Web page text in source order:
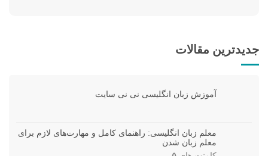
جدیدترین مقالات
آموزش زبان انگلیسی نی نی سایت
معلم زبان انگلیسی: راهنمای کامل و مهارت‌های لازم برای
معلم زبان شدن